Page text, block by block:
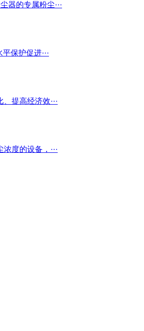
器的专属粉尘···
保护促进···
提高经济效···
度的设备，···